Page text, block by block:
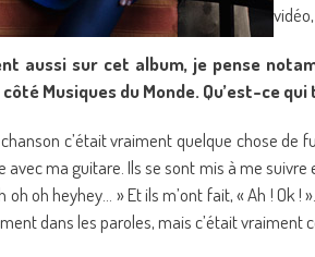
aussi sur cet album, je pense
Musiques du Monde. Qu’est-ce
c’était vraiment quelque chose de
avec ma guitare. Ils se sont mis à me
oh heyhey… » Et ils m’ont fait, « Ah ! Ok
dans les paroles, mais c’était vraiment